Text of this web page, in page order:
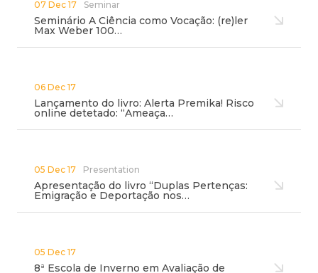
07 Dec 17 Seminar
Seminário A Ciência como Vocação: (re)ler
Max Weber 100…
06 Dec 17
Lançamento do livro: Alerta Premika! Risco
online detetado: “Ameaça…
05 Dec 17 Presentation
Apresentação do livro “Duplas Pertenças:
Emigração e Deportação nos…
05 Dec 17
8ª Escola de Inverno em Avaliação de